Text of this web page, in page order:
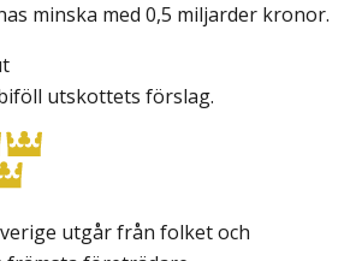
minska med 0,5 miljarder kronor.
utskottets förslag.
utgår från folket och